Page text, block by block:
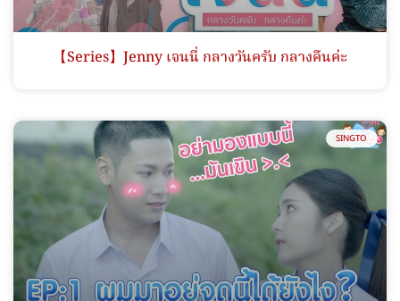
【Series】Jenny เจนนี่ กลางวันครับ กลางคืนค่ะ
SINGTO